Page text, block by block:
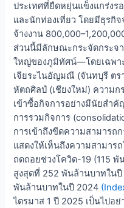
ประเทศที่ยืดหยุ่นแข็งแกร่งร
และนักท่องเที่ยว โดยมีธุรกิ
จ้างงาน
ส่วนนี้มีลักษณะกระจัดกระจ
ใหญ่ของภูมิทัศน์—โดยเฉพา
เจียระไนอัญมณี (จันทบุรี ตร
หัตถศิลป์ (เชียงใหม่) ความก
เข้าซื้อกิจการอย่างมีนัยสำ
การรวมกิจการ
การเข้าถึงขีดความสามารถ
แสดงให้เห็นถึงความสามาร
ถดถอยช่วงโควิด-19 (115
สูงสุดที่ 252 พันล้านบาทใน
พันล้านบาทในปี 2024
ไตรมาส 1 ปี 2025 เป็นไปอ